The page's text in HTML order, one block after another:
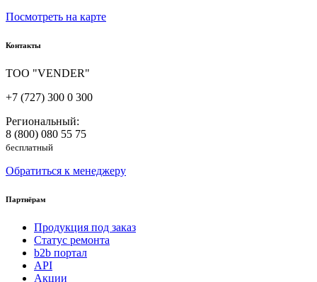
Посмотреть на карте
Контакты
ТОО "VENDER"
+7 (727) 300 0 300
Региональный:
8 (800) 080 55 75
бесплатный
Обратиться к менеджеру
Партнёрам
Продукция под заказ
Статус ремонта
b2b портал
API
Акции